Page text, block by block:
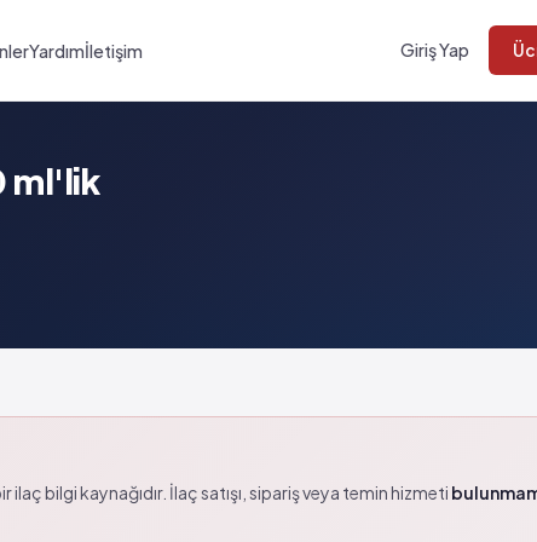
Yardımİletişim Giriş Yap
ml'lik
ilaç bilgi kaynağıdır. İlaç satışı, sipariş veya temin hizmeti